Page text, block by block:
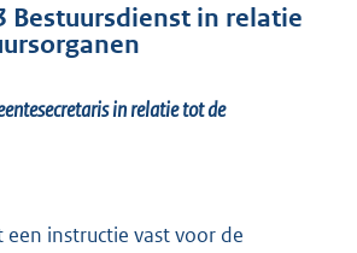
Bestuursdienst in relatie
in relatie tot de
een instructie vast voor de